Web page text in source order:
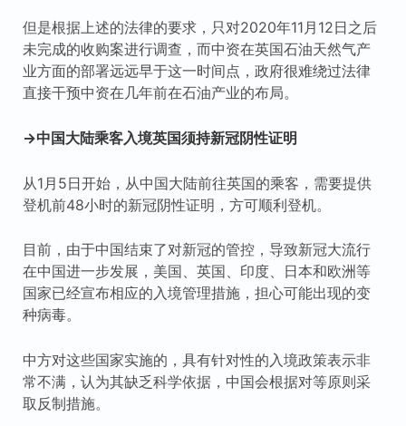
但是根据上述的法律的要求，只对2020年11月12日之后
未完成的收购案进行调查，而中资在英国石油天然气产
业方面的部署远远早于这一时间点，政府很难绕过法律
直接干预中资在几年前在石油产业的布局。
→中国大陆乘客入境英国须持新冠阴性证明
从1月5日开始，从中国大陆前往英国的乘客，需要提供
登机前48小时的新冠阴性证明，方可顺利登机。
目前，由于中国结束了对新冠的管控，导致新冠大流行
在中国进一步发展，美国、英国、印度、日本和欧洲等
国家已经宣布相应的入境管理措施，担心可能出现的变
种病毒。
中方对这些国家实施的，具有针对性的入境政策表示非
常不满，认为其缺乏科学依据，中国会根据对等原则采
取反制措施。